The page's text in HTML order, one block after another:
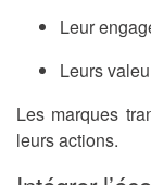
Leur
Leurs
Les marques
leurs actions.